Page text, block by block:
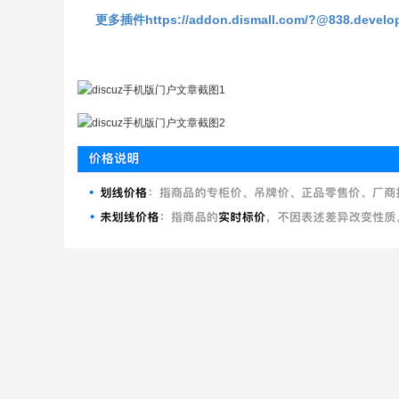
更多插件https://addon.dismall.com/